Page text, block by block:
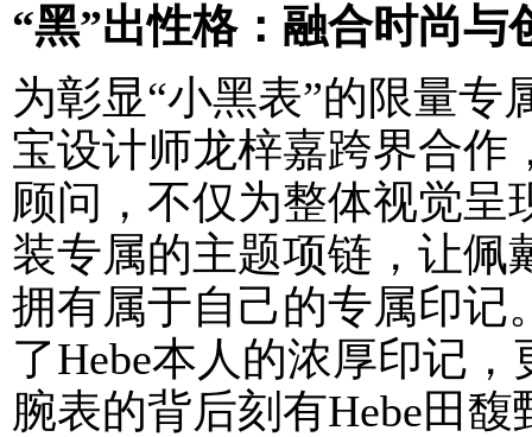
“黑”出性格：融合时尚与
为彰显“小黑表”的限量
宝设计师龙梓嘉跨界合作
顾问，不仅为整体视觉呈
装专属的主题项链，让佩
拥有属于自己的专属印记
了Hebe本人的浓厚印记
腕表的背后刻有Hebe田